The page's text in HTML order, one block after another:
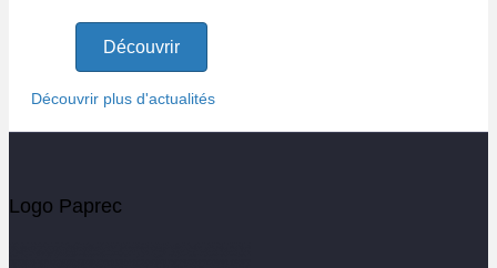
Découvrir
Découvrir plus d'actualités
Logo Paprec